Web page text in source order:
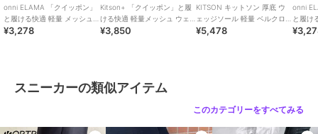
onni ELAMA 「クイッポン」
と履ける快適 軽量 メッシュ
レースアップカジュアルスニ
¥3,278
Kitson+ 「クイッポン」と履
ける快適 軽量メッシュ ウェ
ーブソール スリッポン スニ
¥3,850
KITSON キットソン 厚底 ウ
ェッジソール 軽量 ベルクロ
ローカットスリッポン スニー
¥5,478
onni
と履け
カジュ
スニーカーの類似アイテム
このカテゴリーをすべてみる